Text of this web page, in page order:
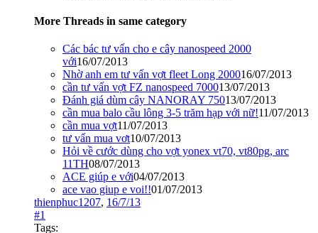
More Threads in same category
Các bác tư vấn cho e cây nanospeed 2000
với16/07/2013
Nhờ anh em tư vấn vợt fleet Long 200016/07/2013
cần tư vấn vợt FZ nanospeed 700013/07/2013
Đánh giá dùm cây NANORAY 75013/07/2013
cần mua balo cầu lông 3-5 trăm hạp với nữ!11/07/2013
cần mua vợt11/07/2013
tư vấn mua vơt10/07/2013
Hỏi về cước dùng cho vợt yonex vt70, vt80pg, arc
11TH08/07/2013
ACE giúp e với04/07/2013
ace vao giup e voi!!01/07/2013
thienphuc1207, 16/7/13
#1
Tags: